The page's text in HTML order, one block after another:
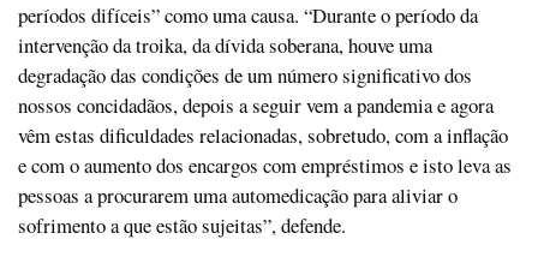
períodos difíceis” como uma causa. “Durante o período da
intervenção da troika, da dívida soberana, houve uma
degradação das condições de um número significativo dos
nossos concidadãos, depois a seguir vem a pandemia e agora
vêm estas dificuldades relacionadas, sobretudo, com a inflação
e com o aumento dos encargos com empréstimos e isto leva as
pessoas a procurarem uma automedicação para aliviar o
sofrimento a que estão sujeitas”, defende.